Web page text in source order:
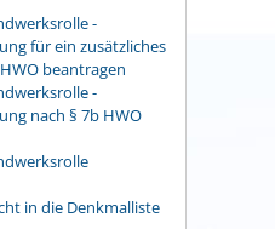
-
für ein zusätzliches
beantragen
-
nach § 7b HWO
in die Denkmalliste